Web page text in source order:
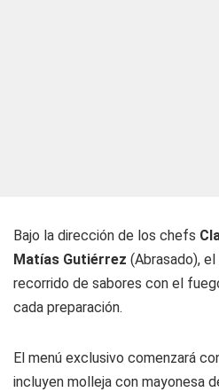
Bajo la dirección de los chefs
Matías Gutiérrez (Abrasado),
recorrido de sabores con el
cada preparación.
El menú exclusivo comenzará
incluyen molleja con mayonesa